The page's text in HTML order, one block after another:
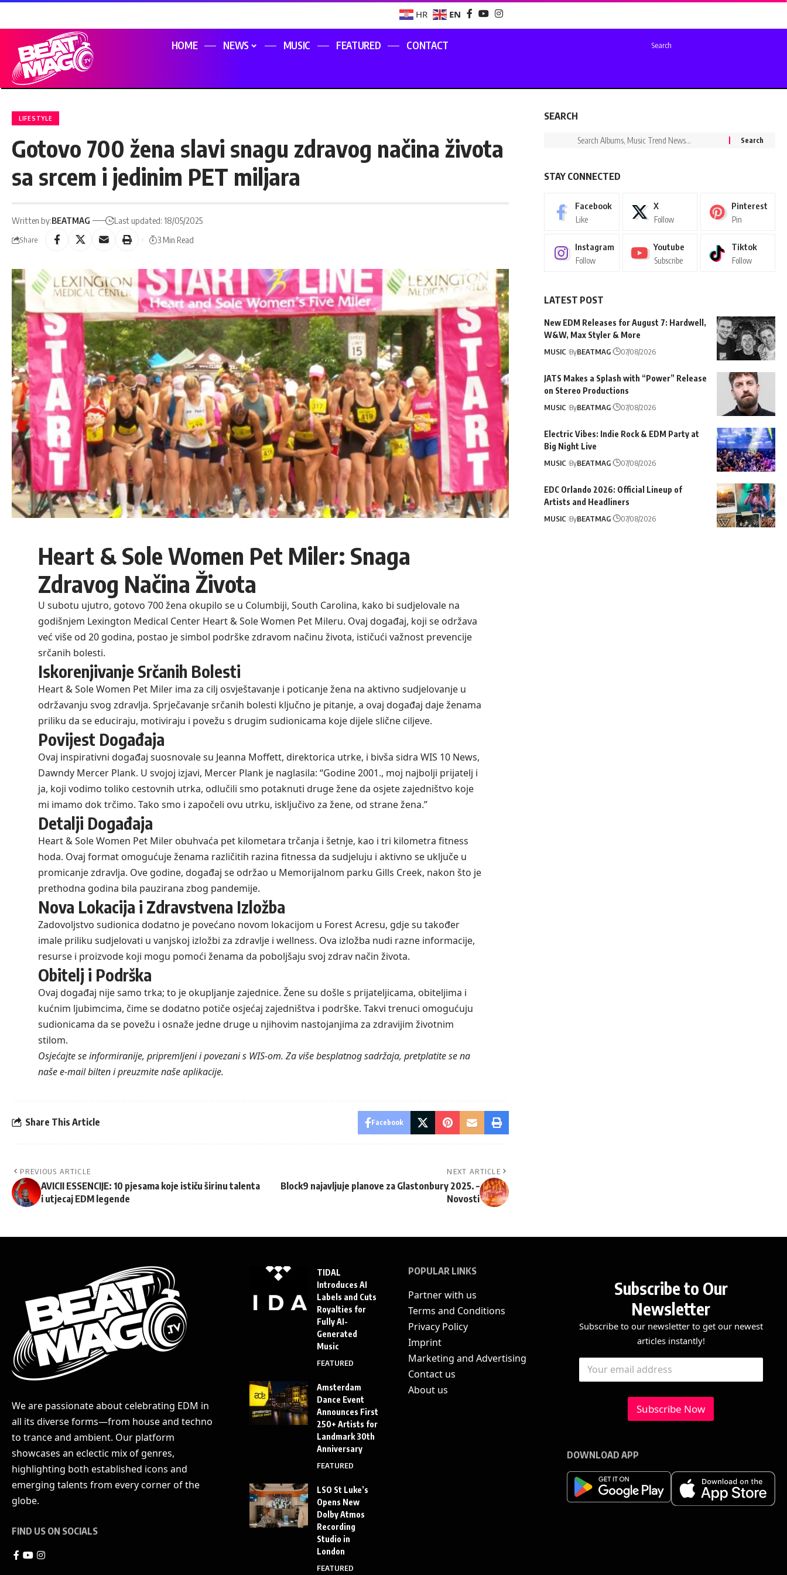
HR EN
HOME NEWS MUSIC FEATURED CONTACT Search
LIFESTYLE
Gotovo 700 žena slavi snagu zdravog načina života
sa srcem i jedinim PET miljara
Written by:BEATMAG Last updated: 18/05/2025
Share 3 Min Read
Heart & Sole Women Pet Miler: Snaga
Zdravog Načina Života
U subotu ujutro, gotovo 700 žena okupilo se u Columbiji, South Carolina, kako bi sudjelovale na
godišnjem Lexington Medical Center Heart & Sole Women Pet Mileru. Ovaj događaj, koji se održava
već više od 20 godina, postao je simbol podrške zdravom načinu života, ističući važnost prevencije
srčanih bolesti.
Iskorenjivanje Srčanih Bolesti
Heart & Sole Women Pet Miler ima za cilj osvještavanje i poticanje žena na aktivno sudjelovanje u
održavanju svog zdravlja. Sprječavanje srčanih bolesti ključno je pitanje, a ovaj događaj daje ženama
priliku da se educiraju, motiviraju i povežu s drugim sudionicama koje dijele slične ciljeve.
Povijest Događaja
Ovaj inspirativni događaj suosnovale su Jeanna Moffett, direktorica utrke, i bivša sidra WIS 10 News,
Dawndy Mercer Plank. U svojoj izjavi, Mercer Plank je naglasila: “Godine 2001., moj najbolji prijatelj i
ja, koji vodimo toliko cestovnih utrka, odlučili smo potaknuti druge žene da osjete zajedništvo koje
mi imamo dok trčimo. Tako smo i započeli ovu utrku, isključivo za žene, od strane žena.”
Detalji Događaja
Heart & Sole Women Pet Miler obuhvaća pet kilometara trčanja i šetnje, kao i tri kilometra fitness
hoda. Ovaj format omogućuje ženama različitih razina fitnessa da sudjeluju i aktivno se uključe u
promicanje zdravlja. Ove godine, događaj se održao u Memorijalnom parku Gills Creek, nakon što je
prethodna godina bila pauzirana zbog pandemije.
Nova Lokacija i Zdravstvena Izložba
Zadovoljstvo sudionica dodatno je povećano novom lokacijom u Forest Acresu, gdje su također
imale priliku sudjelovati u vanjskoj izložbi za zdravlje i wellness. Ova izložba nudi razne informacije,
resurse i proizvode koji mogu pomoći ženama da poboljšaju svoj zdrav način života.
Obitelj i Podrška
Ovaj događaj nije samo trka; to je okupljanje zajednice. Žene su došle s prijateljicama, obiteljima i
kućnim ljubimcima, čime se dodatno potiče osjećaj zajedništva i podrške. Takvi trenuci omogućuju
sudionicama da se povežu i osnaže jedne druge u njihovim nastojanjima za zdravijim životnim
stilom.
Osjećajte se informiranije, pripremljeni i povezani s WIS-om. Za više besplatnog sadržaja, pretplatite se na
našee-mail biltenipreuzmite naše aplikacije.
Share This Article Facebook
PREVIOUS ARTICLE
AVICII ESSENCIJE: 10 pjesama koje ističu širinu talenta
i utjecaj EDM legende
NEXT ARTICLE
Block9 najavljuje planove za Glastonbury 2025. –
Novosti
SEARCH
STAY CONNECTED
Facebook
Like
X
Follow
Pinterest
Pin
Instagram
Follow
Youtube
Subscribe
Tiktok
Follow
LATEST POST
New EDM Releases for August 7: Hardwell,
W&W, Max Styler & More
MUSIC ByBEATMAG 07/08/2026
JATS Makes a Splash with “Power” Release
on Stereo Productions
MUSIC ByBEATMAG 07/08/2026
Electric Vibes: Indie Rock & EDM Party at
Big Night Live
MUSIC ByBEATMAG 07/08/2026
EDC Orlando 2026: Official Lineup of
Artists and Headliners
MUSIC ByBEATMAG 07/08/2026
We are passionate about celebrating EDM in
all its diverse forms—from house and techno
to trance and ambient. Our platform
showcases an eclectic mix of genres,
highlighting both established icons and
emerging talents from every corner of the
globe.
FIND US ON SOCIALS
TIDAL
Introduces AI
Labels and Cuts
Royalties for
Fully AI-
Generated
Music
FEATURED
Amsterdam
Dance Event
Announces First
250+ Artists for
Landmark 30th
Anniversary
FEATURED
LSO St Luke’s
Opens New
Dolby Atmos
Recording
Studio in
London
FEATURED
POPULAR LINKS
Partner with us
Terms and Conditions
Privacy Policy
Imprint
Marketing and Advertising
Contact us
About us
Subscribe to Our
Newsletter
Subscribe to our newsletter to get our newest
articles instantly!
*
*
m
a
l
E
a
Subscribe Now
DOWNLOAD APP